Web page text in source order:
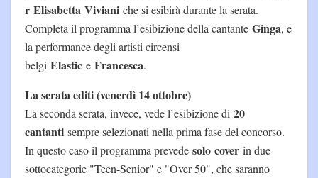
r Elisabetta Viviani che si esibirà durante la serata.
Completa il programma l’esibizione della cantante Ginga, e
la performance degli artisti circensi
belgi Elastic e Francesca.
La serata editi (venerdì 14 ottobre)
La seconda serata, invece, vede l’esibizione di 20
cantanti sempre selezionati nella prima fase del concorso.
In questo caso il programma prevede solo cover in due
sottocategorie "Teen-Senior" e "Over 50", che saranno